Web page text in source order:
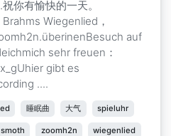
你有愉快的一天。
Wiegenlied，
auf
sehr freuen：
gibt es
....
睡眠曲 大气 spieluhr
smoth zoomh2n wiegenlied